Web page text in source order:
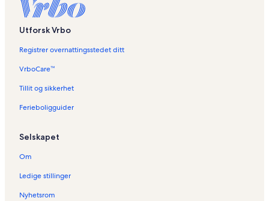
Utforsk Vrbo
Registrer overnattingsstedet ditt
VrboCare™
Tillit og sikkerhet
Ferieboligguider
Selskapet
Om
Ledige stillinger
Nyhetsrom